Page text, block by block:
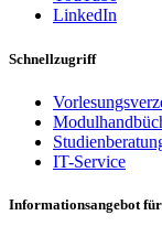
LinkedIn
Schnellzugriff
IT-Service
Informationsangebot für